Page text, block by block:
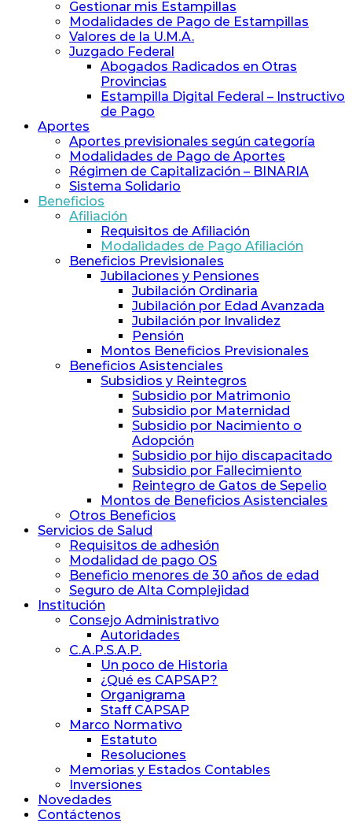
Previsión
Procuradores
Gestionar mis Estampillas
Modalidades de Pago de Estampillas
Valores de la U.M.A.
Juzgado Federal
Abogados Radicados en Otras
Provincias
Estampilla Digital Federal – Instructivo
de Pago
Aportes
Aportes previsionales según categoría
Modalidades de Pago de Aportes
Régimen de Capitalización – BINARIA
Sistema Solidario
Beneficios
Afiliación
Requisitos de Afiliación
Modalidades de Pago Afiliación
Beneficios Previsionales
Jubilaciones y Pensiones
Jubilación Ordinaria
Jubilación por Edad Avanzada
Jubilación por Invalidez
Pensión
Montos Beneficios Previsionales
Beneficios Asistenciales
Subsidios y Reintegros
Subsidio por Matrimonio
Subsidio por Maternidad
Subsidio por Nacimiento o
Adopción
Subsidio por hijo discapacitado
Subsidio por Fallecimiento
Reintegro de Gatos de Sepelio
Montos de Beneficios Asistenciales
Otros Beneficios
Servicios de Salud
Requisitos de adhesión
Modalidad de pago OS
Beneficio menores de 30 años de edad
Seguro de Alta Complejidad
Institución
Consejo Administrativo
Autoridades
C.A.P.S.A.P.
Un poco de Historia
¿Qué es CAPSAP?
Organigrama
Staff CAPSAP
Marco Normativo
Estatuto
Resoluciones
Memorias y Estados Contables
Inversiones
Novedades
Contáctenos